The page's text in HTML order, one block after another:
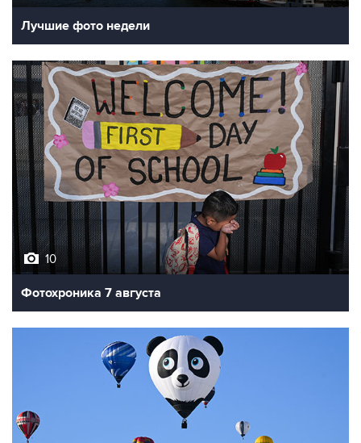
Лучшие фото недели
10
Фотохроника 7 августа